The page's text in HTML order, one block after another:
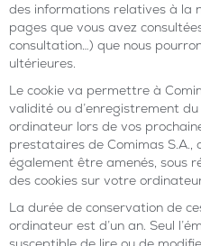
des informations relatives à la
pages que vous avez
consultation…) que nous
ultérieures.
Le cookie va permettre à
validité ou d’enregistrement
ordinateur lors de vos
prestataires de Comimas S.A.,
également être amenés, sous
des cookies sur votre
La durée de conservation de
ordinateur est d’un an. Seul